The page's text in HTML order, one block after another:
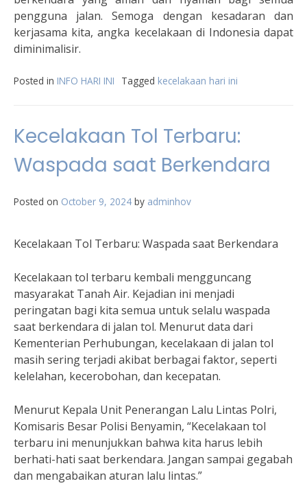
pengguna jalan. Semoga dengan kesadaran dan
kerjasama kita, angka kecelakaan di Indonesia dapat
diminimalisir.
Posted in INFO HARI INI Tagged kecelakaan hari ini
Kecelakaan Tol Terbaru:
Waspada saat Berkendara
Posted on October 9, 2024 by adminhov
Kecelakaan Tol Terbaru: Waspada saat Berkendara
Kecelakaan tol terbaru kembali mengguncang
masyarakat Tanah Air. Kejadian ini menjadi
peringatan bagi kita semua untuk selalu waspada
saat berkendara di jalan tol. Menurut data dari
Kementerian Perhubungan, kecelakaan di jalan tol
masih sering terjadi akibat berbagai faktor, seperti
kelelahan, kecerobohan, dan kecepatan.
Menurut Kepala Unit Penerangan Lalu Lintas Polri,
Komisaris Besar Polisi Benyamin, “Kecelakaan tol
terbaru ini menunjukkan bahwa kita harus lebih
berhati-hati saat berkendara. Jangan sampai gegabah
dan mengabaikan aturan lalu lintas.”